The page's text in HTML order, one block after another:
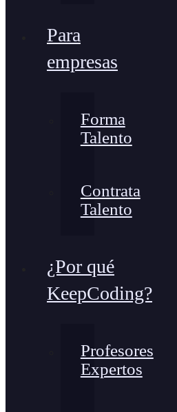
Para
empresas
Forma
Talento
Contrata
Talento
¿Por qué
KeepCoding?
Profesores
Expertos